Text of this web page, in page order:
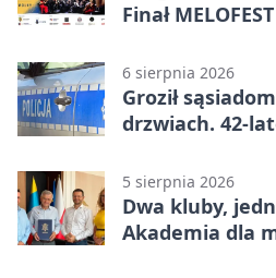
Finał
6 sierpnia 2026
Groził
drzwiach. 42-
5 sierpnia 2026
Dwa kluby,
Akademia dla